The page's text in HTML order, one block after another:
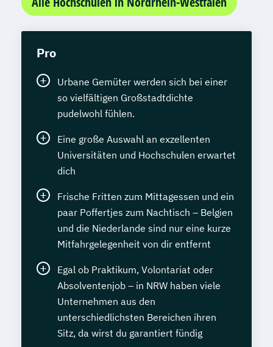
Pro
Urbane Gemüter werden sich bei einer
so vielfältigen Großstadtdichte
pudelwohl fühlen.
Eine große Auswahl an exzellenten
Universitäten und Hochschulen erwartet
dich
Frische Fritten zum Mittagessen und ein
paar Poffertjes zum Nachtisch – Belgien
und die Niederlande sind nur eine kurze
Mitfahrgelegenheit von dir entfernt
Egal ob Praktikum, Volontariat oder
Absolventenjob – in NRW haben viele
Unternehmen aus den
unterschiedlichsten Bereichen ihren
Sitz, da wirst du garantiert fündig